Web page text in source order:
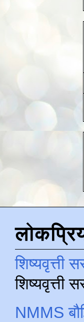
शैक्षणिक
शिष्यवृत्ती
शिष्यवृत्ती
NMMS